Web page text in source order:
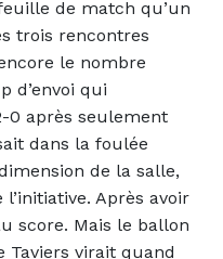
de match qu’un
trois rencontres
le nombre
d’envoi qui
0 après seulement
dans la foulée
de la salle,
Après avoir
score. Mais le ballon
Taviers virait quand